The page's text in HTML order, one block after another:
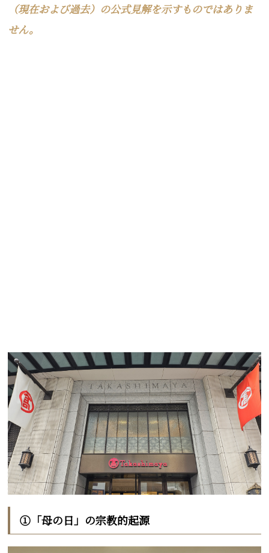
（現在および過去）の公式見解を示すものではありま
せん。
①「母の日」の宗教的起源